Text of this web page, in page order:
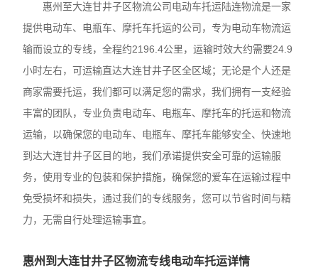
惠州至大连甘井子区物流公司电动车托运陆连物流是一家
提供电动车、电瓶车、摩托车托运的公司，专为电动车物流运
输而设立的专线，全程约2196.4公里，运输时效大约需要24.9
小时左右，可运输直达大连甘井子区全区域；无论是个人还是
商家需要托运，我们都可以满足您的需求，我们拥有一支经验
丰富的团队，专业负责电动车、电瓶车、摩托车的托运和物流
运输，以确保您的电动车、电瓶车、摩托车能够安全、快速地
到达大连甘井子区目的地，我们承诺提供安全可靠的运输服
务，使用专业的包装和保护措施，确保您的爱车在运输过程中
免受损坏和损失，通过我们的专线服务，您可以节省时间与精
力，无需自行处理运输事宜。
惠州到大连甘井子区物流专线电动车托运详情